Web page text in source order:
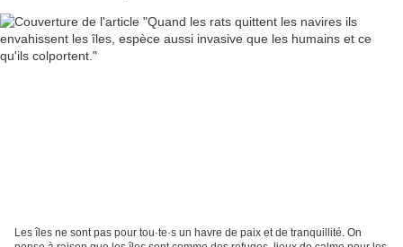
Les îles ne sont pas pour tou·te·s un havre de paix et de tranquillité. On